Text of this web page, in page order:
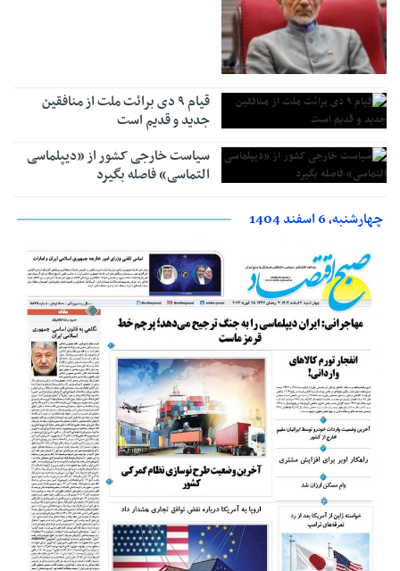
قیام ۹ دی برائت ملت از منافقین
جدید و قدیم است
سیاست خارجی کشور از «دیپلماسی
التماسی» فاصله بگیرد
چهارشنبه، 6 اسفند 1404